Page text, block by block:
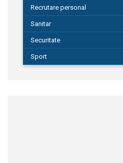
Recrutare personal
Sanitar
Securitate
Sport